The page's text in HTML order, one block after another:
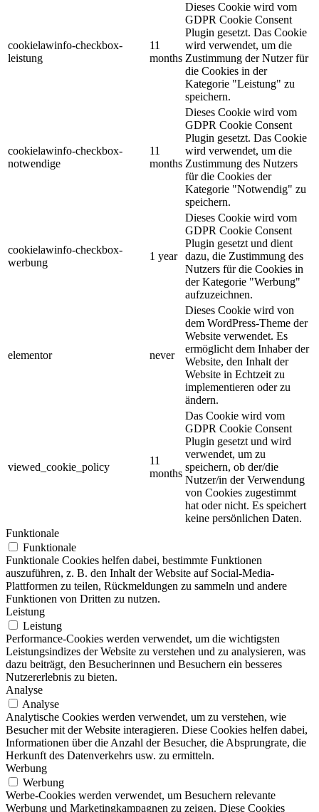
cookielawinfo-checkbox-
leistung
11
months
Dieses Cookie wird vom
GDPR Cookie Consent
Plugin gesetzt. Das Cookie
wird verwendet, um die
Zustimmung der Nutzer für
die Cookies in der
Kategorie "Leistung" zu
speichern.
cookielawinfo-checkbox-
notwendige
11
months
Dieses Cookie wird vom
GDPR Cookie Consent
Plugin gesetzt. Das Cookie
wird verwendet, um die
Zustimmung des Nutzers
für die Cookies der
Kategorie "Notwendig" zu
speichern.
cookielawinfo-checkbox-
werbung
1 year
Dieses Cookie wird vom
GDPR Cookie Consent
Plugin gesetzt und dient
dazu, die Zustimmung des
Nutzers für die Cookies in
der Kategorie "Werbung"
aufzuzeichnen.
elementor never
Dieses Cookie wird von
dem WordPress-Theme der
Website verwendet. Es
ermöglicht dem Inhaber der
Website, den Inhalt der
Website in Echtzeit zu
implementieren oder zu
ändern.
viewed_cookie_policy
11
months
Das Cookie wird vom
GDPR Cookie Consent
Plugin gesetzt und wird
verwendet, um zu
speichern, ob der/die
Nutzer/in der Verwendung
von Cookies zugestimmt
hat oder nicht. Es speichert
keine persönlichen Daten.
Funktionale
Funktionale
Funktionale Cookies helfen dabei, bestimmte Funktionen
auszuführen, z. B. den Inhalt der Website auf Social-Media-
Plattformen zu teilen, Rückmeldungen zu sammeln und andere
Funktionen von Dritten zu nutzen.
Leistung
Leistung
Performance-Cookies werden verwendet, um die wichtigsten
Leistungsindizes der Website zu verstehen und zu analysieren, was
dazu beiträgt, den Besucherinnen und Besuchern ein besseres
Nutzererlebnis zu bieten.
Analyse
Analyse
Analytische Cookies werden verwendet, um zu verstehen, wie
Besucher mit der Website interagieren. Diese Cookies helfen dabei,
Informationen über die Anzahl der Besucher, die Absprungrate, die
Herkunft des Datenverkehrs usw. zu ermitteln.
Werbung
Werbung
Werbe-Cookies werden verwendet, um Besuchern relevante
Werbung und Marketingkampagnen zu zeigen. Diese Cookies